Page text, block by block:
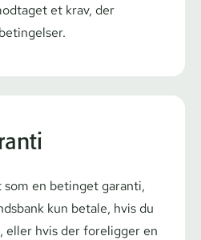
et krav, der
en betinget garanti,
kun betale, hvis du
eller hvis der foreligger en